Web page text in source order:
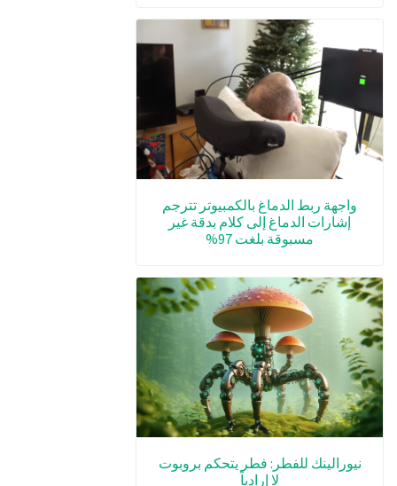
واجهة ربط الدماغ بالكمبيوتر تترجم
إشارات الدماغ إلى كلام بدقة غير
مسبوقة بلغت 97%
نيورالينك للفطر: فطر يتحكم بروبوت
لا إرادياً